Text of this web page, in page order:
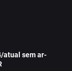
atual sem ar-